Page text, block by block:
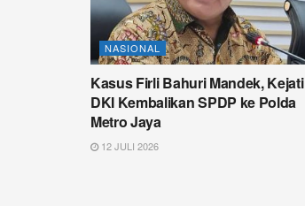
NASIONAL
Kasus Firli Bahuri Mandek, Kejati
DKI Kembalikan SPDP ke Polda
Metro Jaya
12 JULI 2026